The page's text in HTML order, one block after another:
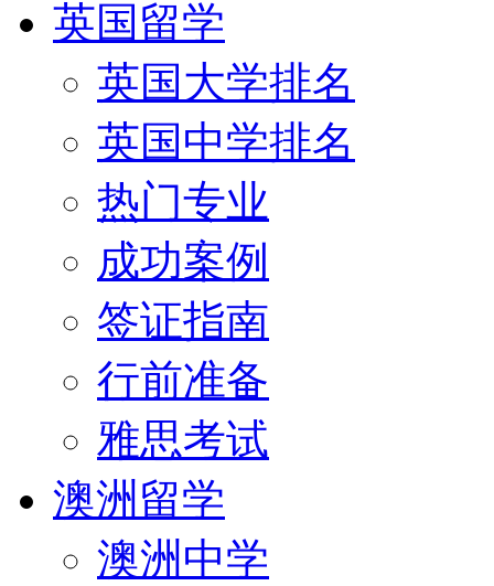
英国留学
英国大学排名
英国中学排名
热门专业
成功案例
签证指南
行前准备
雅思考试
澳洲留学
澳洲中学